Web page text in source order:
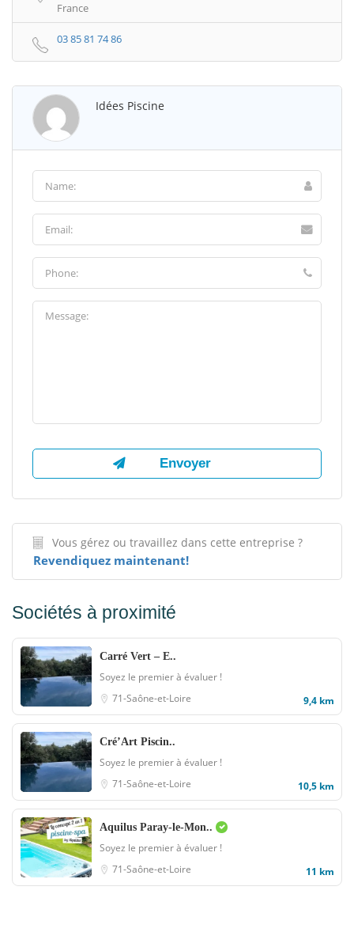
France
03 85 81 74 86
Idées Piscine
Vous gérez ou travaillez dans cette entreprise ?
Revendiquez maintenant!
Sociétés à proximité
Carré Vert – E..
Soyez le premier à évaluer !
71-Saône-et-Loire
9,4 km
Cré’Art Piscin..
Soyez le premier à évaluer !
71-Saône-et-Loire
10,5 km
Aquilus Paray-le-Mon..
Soyez le premier à évaluer !
71-Saône-et-Loire
11 km